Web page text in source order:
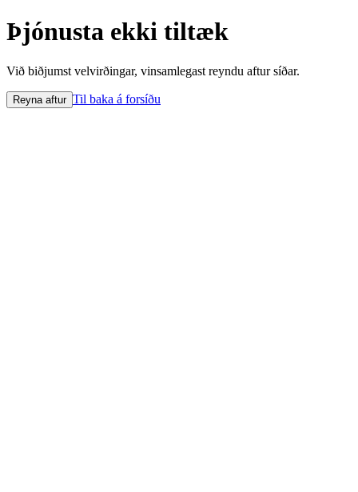
Þjónusta ekki tiltæk
Við biðjumst velvirðingar, vinsamlegast reyndu aftur síðar.
Reyna aftur Til baka á forsíðu